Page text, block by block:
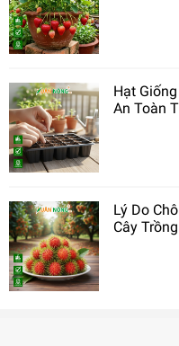
Hạt
An Toàn
Lý Do
Cây